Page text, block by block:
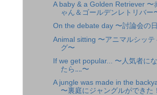
A baby & a Golden Retriever 〜
ゃん＆ゴールデンレトリバー
On the debate day 〜討論会の
Animal sitting 〜アニマルシッテ
グ〜
If we get popular... 〜人気者に
たら‥‥〜
A jungle was made in the
〜裏庭にジャングルができた